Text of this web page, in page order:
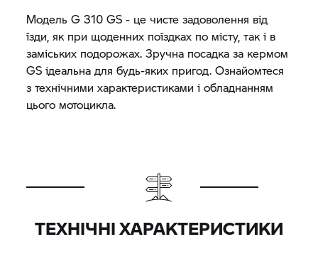
МодельG 310 GS - це чисте задоволення від
їзди, як при щоденних поїздках по місту, так і в
заміських подорожах. Зручна посадка за кермом
GS ідеальна для будь-яких пригод. Ознайомтеся
з технічними характеристиками і обладнанням
цього мотоцикла.
ТЕХНІЧНІ ХАРАКТЕРИСТИКИ